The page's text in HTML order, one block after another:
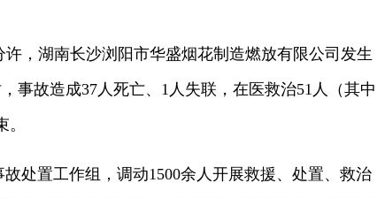
，湖南长沙浏阳市华盛烟花制造燃放有限公司发生
事故造成37人死亡、1人失联，在医救治51人（其中
处置工作组，调动1500余人开展救援、处置、救治